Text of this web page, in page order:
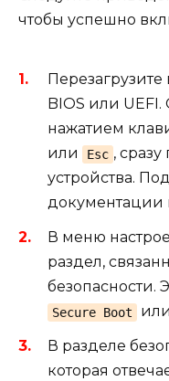
чтобы успешно
BIOS или UEFI.
нажатием
или Esc ,
устройства.
документации
В меню
раздел,
безопасности.
Secure Boot или
В разделе
которая